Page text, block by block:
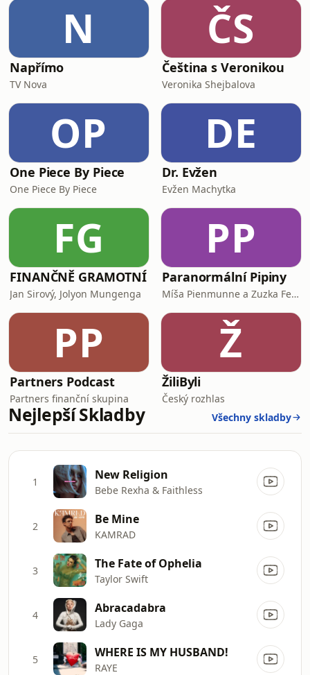
N
Napřímo
TV Nova
ČS
Čeština s Veronikou
Veronika Shejbalova
OP
One Piece By Piece
One Piece By Piece
DE
Dr. Evžen
Evžen Machytka
FG
FINANČNĚ GRAMOTNÍ
Jan Sirový, Jolyon Mungenga
PP
Paranormální Pipiny
Míša Pienmunne a Zuzka Fejfarová
PP
Partners Podcast
Partners finanční skupina
Ž
ŽiliByli
Český rozhlas
Nejlepší Skladby Všechny skladby
1 New Religion
Bebe Rexha & Faithless
2 Be Mine
KAMRAD
3 The Fate of Ophelia
Taylor Swift
4 Abracadabra
Lady Gaga
5 WHERE IS MY HUSBAND!
RAYE